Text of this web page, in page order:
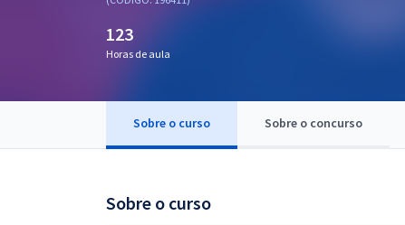
OAB
123
Horas de aula
Sobre o curso Sobre o concurso
Sobre o curso